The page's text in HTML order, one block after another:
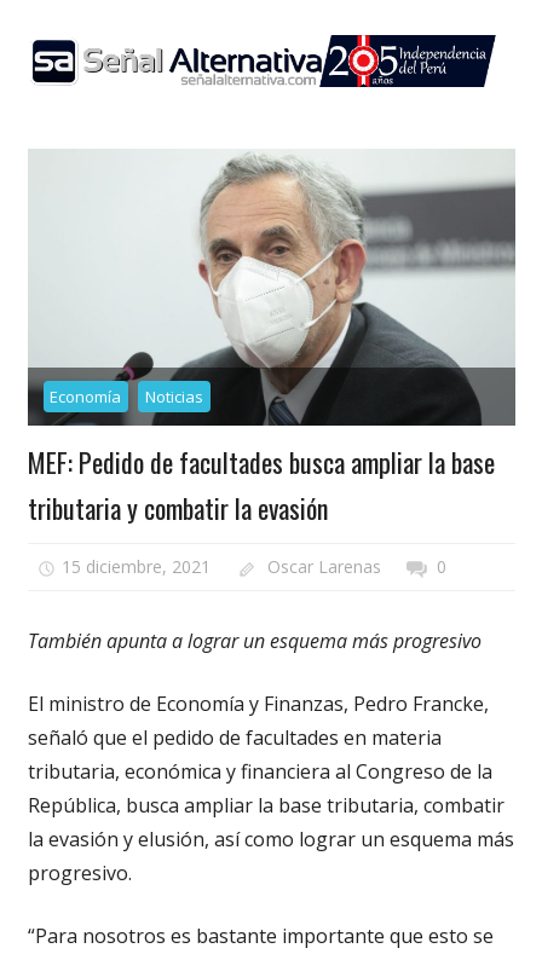
content
Economía Noticias
MEF: Pedido de facultades busca ampliar la base
tributaria y combatir la evasión
15 diciembre, 2021 Oscar Larenas 0
También apunta a lograr un esquema más progresivo
El ministro de Economía y Finanzas, Pedro Francke,
señaló que el pedido de facultades en materia
tributaria, económica y financiera al Congreso de la
República, busca ampliar la base tributaria, combatir
la evasión y elusión, así como lograr un esquema más
progresivo.
“Para nosotros es bastante importante que esto se